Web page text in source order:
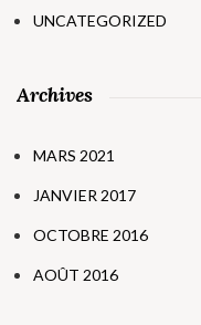
UNCATEGORIZED
Archives
MARS 2021
JANVIER 2017
OCTOBRE 2016
AOÛT 2016